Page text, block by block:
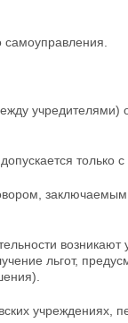
самоуправления.
учредителями)
только с
возникают
льгот,
учреждениях,